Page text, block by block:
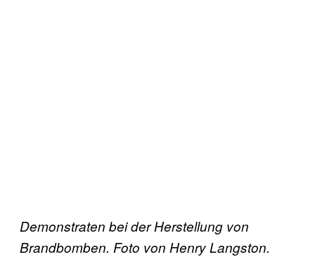
Demonstraten bei der Herstellung von
Brandbomben. Foto von Henry Langston.